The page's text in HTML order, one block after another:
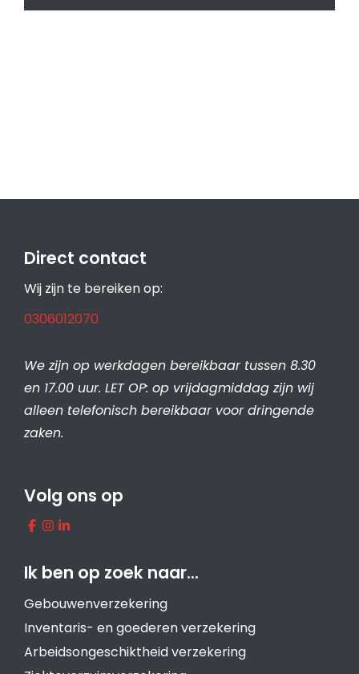
Direct contact
Wij zijn te bereiken op:
0306012070
We zijn op werkdagen bereikbaar tussen 8.30
en 17.00 uur. LET OP: op vrijdagmiddag zijn wij
alleen telefonisch bereikbaar voor dringende
zaken.
Volg ons op
Ik ben op zoek naar…
Gebouwenverzekering
Inventaris- en goederen verzekering
Arbeidsongeschiktheid verzekering